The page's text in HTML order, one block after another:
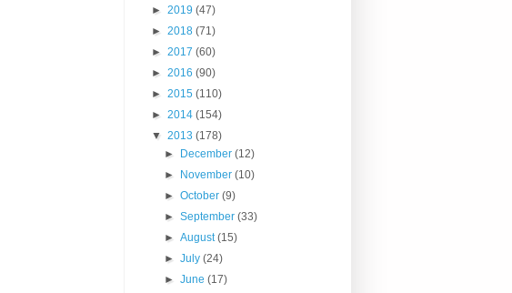
► 2019 (47)
► 2018 (71)
► 2017 (60)
► 2016 (90)
► 2015 (110)
► 2014 (154)
▼ 2013 (178)
►
December(12)
►
November(10)
►October(9)
►September(33)
►August(15)
►July(24)
►June(17)